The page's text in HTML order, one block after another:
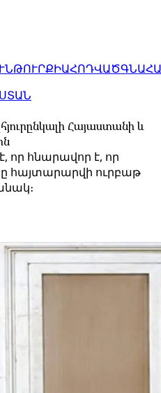
ԹՈՒՐՔԻԱՀՈԴՎԱԾ
Հայաստանի և
որ հնարավոր է, որ
հայտարարվի ուրբաթ